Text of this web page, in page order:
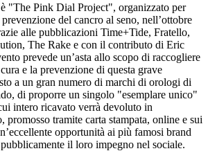
"The Pink Dial Project", organizzato per
del cancro al seno, nell’ottobre
alle pubblicazioni Time+Tide, Fratello,
The Rake e con il contributo di Eric
prevede un’asta allo scopo di raccogliere
e la prevenzione di questa grave
a un gran numero di marchi di orologi di
di proporre un singolo "esemplare unico"
intero ricavato verrà devoluto in
promosso tramite carta stampata, online e sui
opportunità ai più famosi brand
il loro impegno nel sociale.